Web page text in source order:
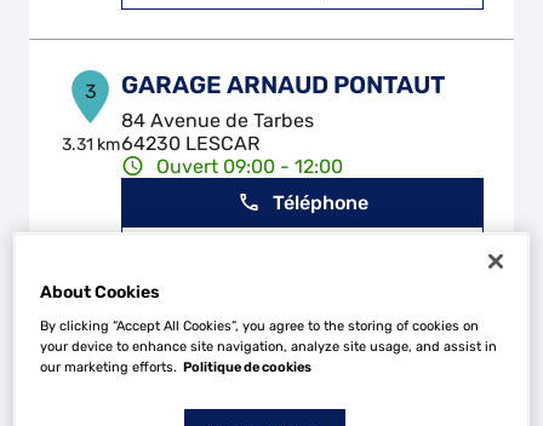
3
3.31 km
GARAGE ARNAUD PONTAUT
84 Avenue de Tarbes
64230 LESCAR
Ouvert 09:00 - 12:00
Téléphone
4 GARAGE DU PERLIC
64140 LONS
About Cookies
By clicking “Accept All Cookies”, you agree to the storing of cookies on
your device to enhance site navigation, analyze site usage, and assist in
our marketing efforts. Politique de cookies